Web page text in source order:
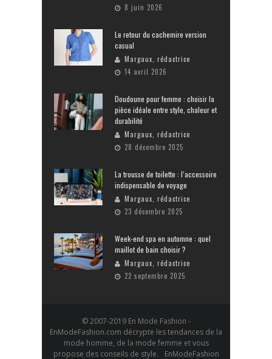
8 juin 2026
Le retour du cachemire version
casual
Margaux, rédactrice
14 avril 2026
Doudoune pour femme : choisir la
pièce idéale entre style, chaleur et
durabilité
Margaux, rédactrice
28 décembre 2025
La trousse de toilette : l’accessoire
indispensable de voyage
Margaux, rédactrice
23 décembre 2025
Week-end spa en automne : quel
maillot de bain choisir ?
Margaux, rédactrice
22 septembre 2025
© 2007-2019 En Mode Fashion -
EnModeFashion.com décrypte les tendances de la
mode homme, de la mode femme et vous
propose des conseils de style. EnModeFashion